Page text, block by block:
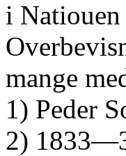
i
mange
1) Peder
2)